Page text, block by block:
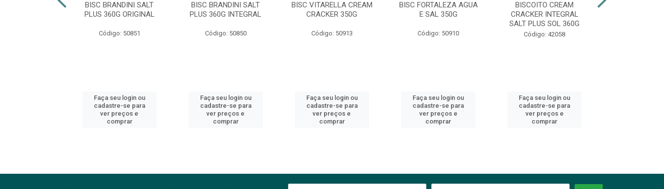
BISC BRANDINI SALT
PLUS 360G ORIGINAL
Código: 50851
Faça seu login ou
cadastre-se para
ver preços e
comprar
BISC BRANDINI SALT
PLUS 360G INTEGRAL
Código: 50850
Faça seu login ou
cadastre-se para
ver preços e
comprar
BISC VITARELLA CREAM
CRACKER 350G
Código: 50913
Faça seu login ou
cadastre-se para
ver preços e
comprar
BISC FORTALEZA AGUA
E SAL 350G
Código: 50910
Faça seu login ou
cadastre-se para
ver preços e
comprar
BISCOITO CREAM
CRACKER INTEGRAL
SALT PLUS SOL 360G
Código: 42058
Faça seu login ou
cadastre-se para
ver preços e
comprar